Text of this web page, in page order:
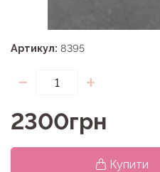
Артикул: 8395
- +
2300грн
Купити